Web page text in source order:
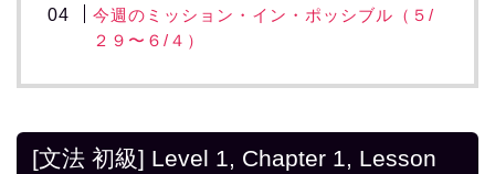
今週のミッション・イン・ポッシブル（５/
２９〜６/４）
[文法 初級] Level 1, Chapter 1, Lesson